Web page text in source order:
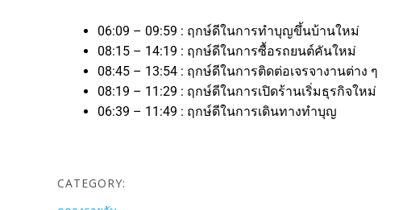
06:09 – 09:59 : ฤกษ์ดีในการทำบุญขึ้นบ้านใหม่
08:15 – 14:19 : ฤกษ์ดีในการซื้อรถยนต์คันใหม่
08:45 – 13:54 : ฤกษ์ดีในการติดต่อเจรจางานต่าง ๆ
08:19 – 11:29 : ฤกษ์ดีในการเปิดร้านเริ่มธุรกิจใหม่
06:39 – 11:49 : ฤกษ์ดีในการเดินทางทำบุญ
CATEGORY: